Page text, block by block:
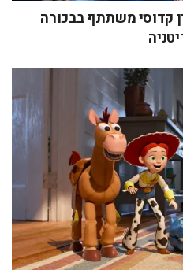
קדוסי משתתף בבכורה